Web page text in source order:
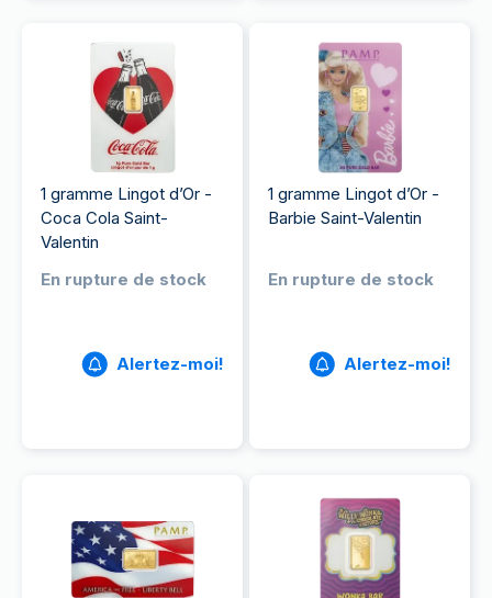
1 gramme Lingot d’Or -
Coca Cola Saint-
Valentin
En rupture de stock
Alertez-moi!
1 gramme Lingot d’Or -
Barbie Saint-Valentin
En rupture de stock
Alertez-moi!